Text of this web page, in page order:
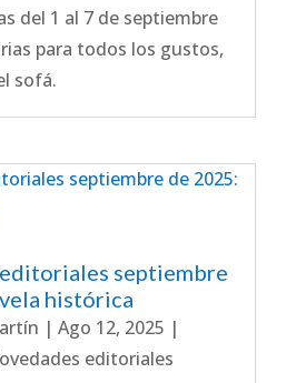
del 1 al 7 de septiembre
para todos los gustos,
sofá.
septiembre
histórica
| Ago 12, 2025 |
editoriales